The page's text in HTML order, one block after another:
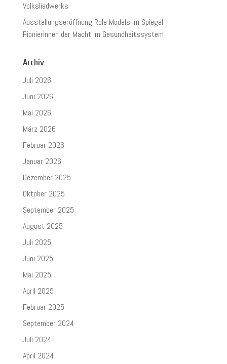
Volksliedwerks
Ausstellungseröffnung Role Models im Spiegel –
Pionierinnen der Macht im Gesundheitssystem
Archiv
Juli 2026
Juni 2026
Mai 2026
März 2026
Februar 2026
Januar 2026
Dezember 2025
Oktober 2025
September 2025
August 2025
Juli 2025
Juni 2025
Mai 2025
April 2025
Februar 2025
September 2024
Juli 2024
April 2024